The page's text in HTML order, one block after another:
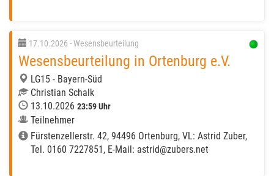
17.10.2026 - Wesensbeurteilung
Wesensbeurteilung in Ortenburg e.V.
LG15 - Bayern-Süd
Christian Schalk
13.10.2026 23:59 Uhr
Teilnehmer
Fürstenzellerstr. 42, 94496 Ortenburg, VL: Astrid Zuber,
Tel. 0160 7227851, E-Mail: astrid@zubers.net